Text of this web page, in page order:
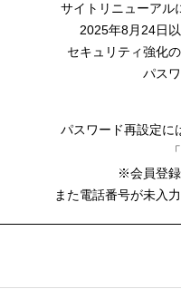
サイトリニューアル
2025年8月24日
セキュリティ強化
パス
パスワード再設定に
※会員登録
また電話番号が未入